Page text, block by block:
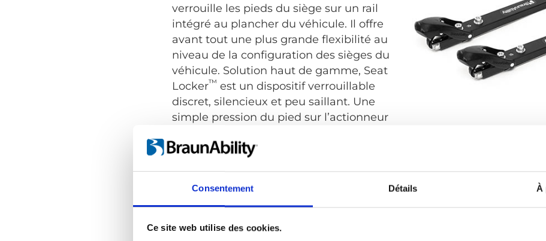
Consentement Détails À
Ce site web utilise des cookies.
verrouille les pieds du siège sur un rail
intégré au plancher du véhicule. Il offre
avant tout une plus grande flexibilité au
niveau de la configuration des sièges du
véhicule. Solution haut de gamme, Seat
Locker™ est un dispositif verrouillable
discret, silencieux et peu saillant. Une
simple pression du pied sur l’actionneur
Pour en savoir plus